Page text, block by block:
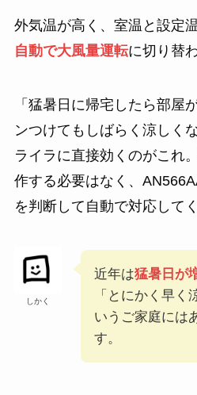
外気温が高く、室温と設定
自動で大風量運転に切り替
「猛暑日に帰宅したら部屋
ンつけてもしばらく涼しく
ライラに直接効くのがこれ
作する必要はなく、
を判断して自動で対応して
しかく
近年は猛暑日が
「とにかく早く
いうご家庭には
す。